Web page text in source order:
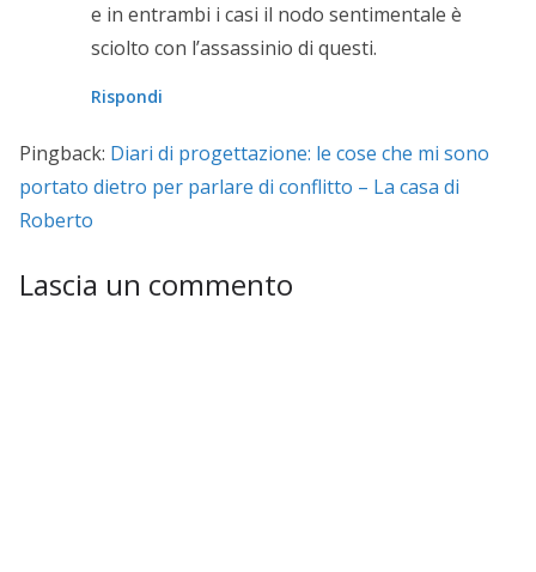
e in entrambi i casi il nodo sentimentale è
sciolto con l’assassinio di questi.
Rispondi
Pingback: Diari di progettazione: le cose che mi sono
portato dietro per parlare di conflitto – La casa di
Roberto
Lascia un commento